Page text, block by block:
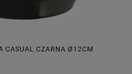
CASUAL CZARNA Ø12CM